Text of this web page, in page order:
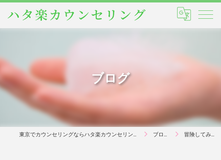
ブログ
ブログ 冒険してみる